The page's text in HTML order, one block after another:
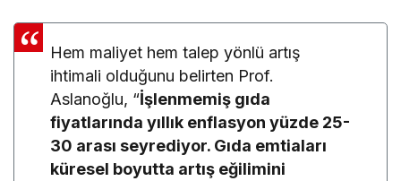
Hem maliyet hem talep yönlü artış
ihtimali olduğunu belirten Prof.
Aslanoğlu, “İşlenmemiş gıda
fiyatlarında yıllık enflasyon yüzde 25-
30 arası seyrediyor. Gıda emtiaları
küresel boyutta artış eğilimini